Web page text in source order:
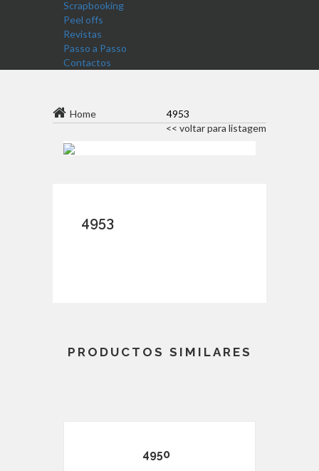
Scrapbooking
Peel offs
Revistas
Passo a Passo
Contactos
Home
4953
<< voltar para listagem
4953
PRODUCTOS SIMILARES
4950